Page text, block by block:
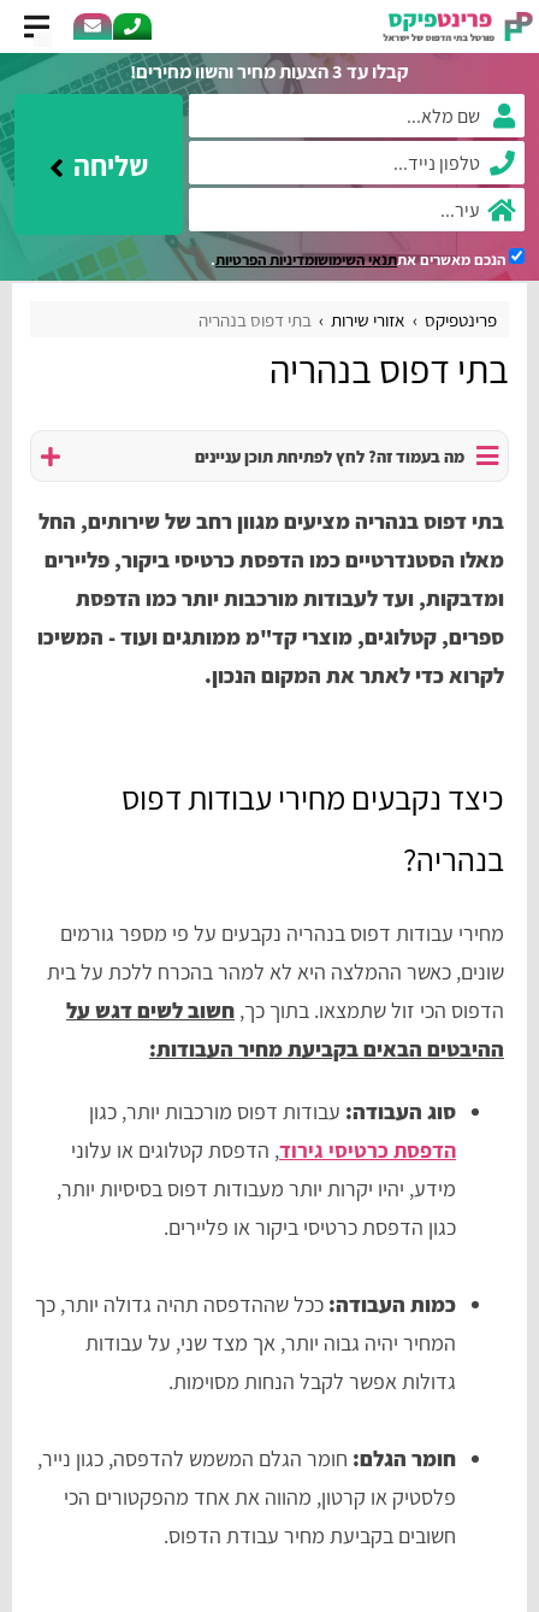
קבלו עד 3 הצעות מחיר והשוו מחירים!
שליחה
הנכם מאשרים אתתנאי השימושומדיניות הפרטיות.
פרינטפיקס אזורי שירות בתי דפוס בנהריה
בתי דפוס בנהריה
מה בעמוד זה? לחץ לפתיחת תוכן עניינים
בתי דפוס בנהריה מציעים מגוון רחב של שירותים, החל
מאלו הסטנדרטיים כמו הדפסת כרטיסי ביקור, פליירים
ומדבקות, ועד לעבודות מורכבות יותר כמו הדפסת
ספרים, קטלוגים, מוצרי קד"מ ממותגים ועוד - המשיכו
לקרוא כדי לאתר את המקום הנכון.
כיצד נקבעים מחירי עבודות דפוס
בנהריה?
מחירי עבודות דפוס בנהריה נקבעים על פי מספר גורמים
שונים, כאשר ההמלצה היא לא למהר בהכרח ללכת על בית
הדפוס הכי זול שתמצאו. בתוך כך, חשוב לשים דגש על
ההיבטים הבאים בקביעת מחיר העבודות:
סוג העבודה: עבודות דפוס מורכבות יותר, כגון
הדפסת כרטיסי גירוד, הדפסת קטלוגים או עלוני
מידע, יהיו יקרות יותר מעבודות דפוס בסיסיות יותר,
כגון הדפסת כרטיסי ביקור או פליירים.
כמות העבודה: ככל שההדפסה תהיה גדולה יותר, כך
המחיר יהיה גבוה יותר, אך מצד שני, על עבודות
גדולות אפשר לקבל הנחות מסוימות.
חומר הגלם: חומר הגלם המשמש להדפסה, כגון נייר,
פלסטיק או קרטון, מהווה את אחד מהפקטורים הכי
חשובים בקביעת מחיר עבודת הדפוס.